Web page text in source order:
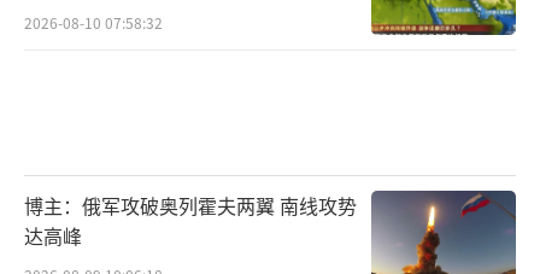
2026-08-10 07:58:32
博主：俄军攻破奥列霍夫两翼 南线攻势
达高峰